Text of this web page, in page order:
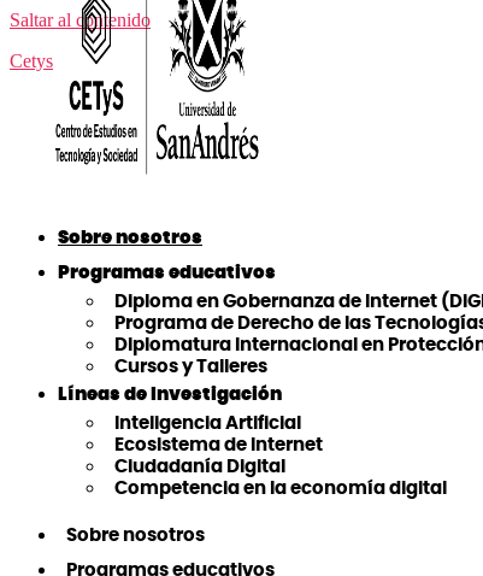
Saltar al contenido
Cetys
Sobre nosotros
Programas educativos
Diploma en Gobernanza de Internet
Programa de Derecho de las
Diplomatura Internacional en
Cursos y Talleres
Líneas de Investigación
Inteligencia Artificial
Ecosistema de Internet
Ciudadanía Digital
Competencia en la economía digital
Sobre nosotros
Programas educativos